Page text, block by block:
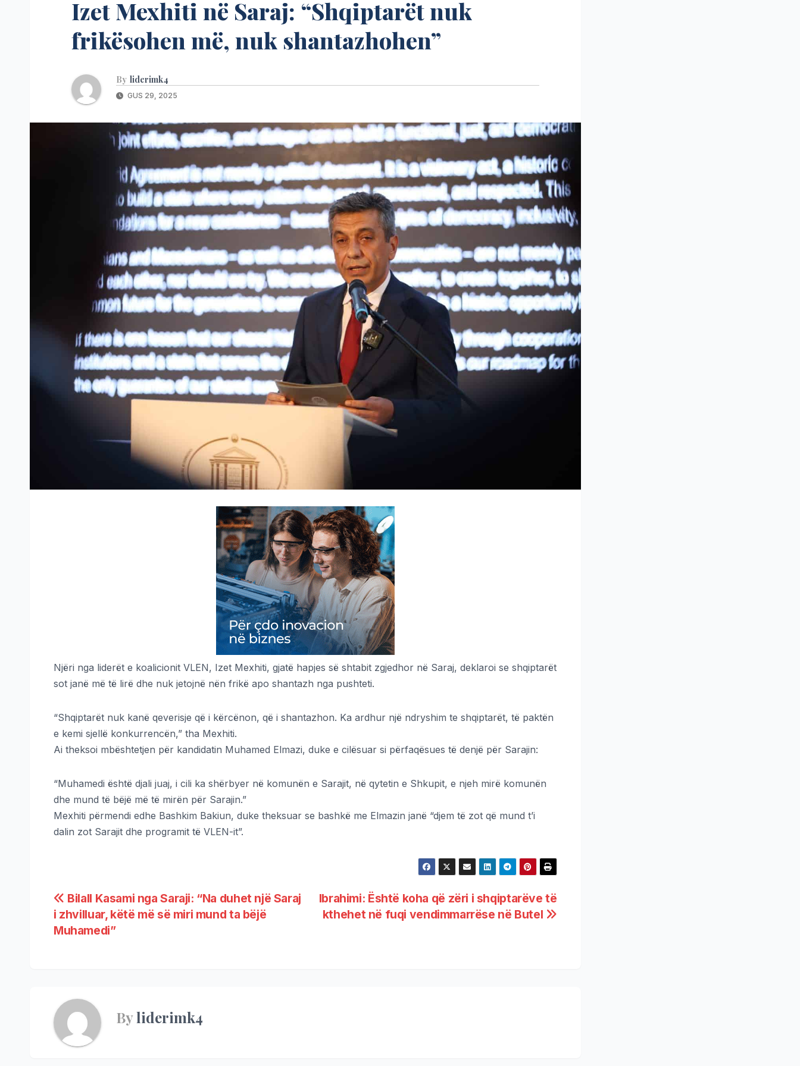
Izet Mexhiti në Saraj: “Shqiptarët nuk
frikësohen më, nuk shantazhohen”
By liderimk4
GUS 29, 2025
Njëri nga liderët e koalicionit VLEN, Izet Mexhiti, gjatë hapjes së shtabit zgjedhor në Saraj, deklaroi se shqiptarët
sot janë më të lirë dhe nuk jetojnë nën frikë apo shantazh nga pushteti.
“Shqiptarët nuk kanë qeverisje që i kërcënon, që i shantazhon. Ka ardhur një ndryshim te shqiptarët, të paktën
e kemi sjellë konkurrencën,” tha Mexhiti.
Ai theksoi mbështetjen për kandidatin Muhamed Elmazi, duke e cilësuar si përfaqësues të denjë për Sarajin:
“Muhamedi është djali juaj, i cili ka shërbyer në komunën e Sarajit, në qytetin e Shkupit, e njeh mirë komunën
dhe mund të bëjë më të mirën për Sarajin.”
Mexhiti përmendi edhe Bashkim Bakiun, duke theksuar se bashkë me Elmazin janë “djem të zot që mund t’i
dalin zot Sarajit dhe programit të VLEN-it”.
Ibrahimi: Është koha që zëri i shqiptarëve të
kthehet në fuqi vendimmarrëse në Butel
Bilall Kasami nga Saraji: “Na duhet një Saraj
i zhvilluar, këtë më së miri mund ta bëjë
Muhamedi”
Byliderimk4